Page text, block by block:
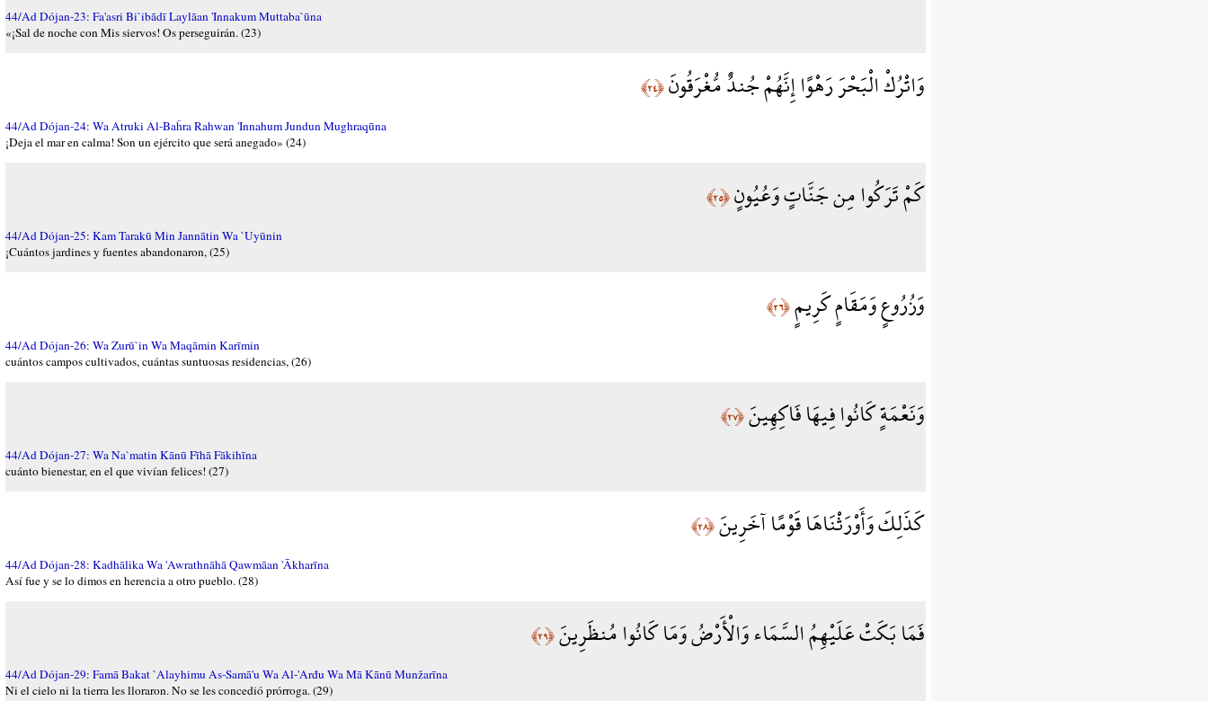
44/Ad Dójan-23: Fa'asri Bi`ibādī Laylāan 'Innakum Muttaba`ūna
«¡Sal de noche con Mis siervos! Os perseguirán. (23)
وَاتْرُكْ الْبَحْرَ رَهْوًا إِنَّهُمْ جُندٌ مُّغْرَقُونَ﴿٢٤﴾
44/Ad Dójan-24: Wa Atruki Al-Baĥra Rahwan 'Innahum Jundun Mughraqūna
¡Deja el mar en calma! Son un ejército que será anegado» (24)
كَمْ تَرَكُوا مِن جَنَّاتٍ وَعُيُونٍ﴿٢٥﴾
44/Ad Dójan-25: Kam Tarakū Min Jannātin Wa `Uyūnin
¡Cuántos jardines y fuentes abandonaron, (25)
وَزُرُوعٍ وَمَقَامٍ كَرِيمٍ﴿٢٦﴾
44/Ad Dójan-26: Wa Zurū`in Wa Maqāmin Karīmin
cuántos campos cultivados, cuántas suntuosas residencias, (26)
وَنَعْمَةٍ كَانُوا فِيهَا فَاكِهِينَ﴿٢٧﴾
44/Ad Dójan-27: Wa Na`matin Kānū Fīhā Fākihīna
cuánto bienestar, en el que vivían felices! (27)
كَذَلِكَ وَأَوْرَثْنَاهَا قَوْمًا آخَرِينَ﴿٢٨﴾
44/Ad Dójan-28: Kadhālika Wa 'Awrathnāhā Qawmāan 'Ākharīna
Así fue y se lo dimos en herencia a otro pueblo. (28)
فَمَا بَكَتْ عَلَيْهِمُ السَّمَاء وَالْأَرْضُ وَمَا كَانُوا مُنظَرِينَ﴿٢٩﴾
44/Ad Dójan-29: Famā Bakat `Alayhimu As-Samā'u Wa Al-'Arđu Wa Mā Kānū Munžarīna
Ni el cielo ni la tierra les lloraron. No se les concedió prórroga. (29)